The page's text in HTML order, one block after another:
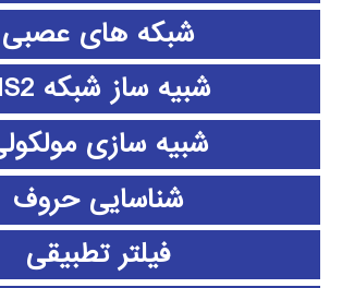
شبکه های عصبی
شبیه ساز شبکه NS2
شبیه سازی
شناسایی حروف
فیلتر تطبیقی